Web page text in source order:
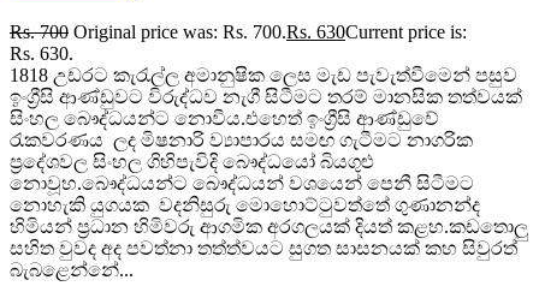
Rs.700 Original price was: Rs. 700.Rs. 630Current price is:
Rs. 630.
1818 උඩරට කැරැල්ල අමානුෂික ලෙස මැඩ පැවැත්වීමෙන් පසුව
ඉංග්‍රීසි ආණ්ඩුවට විරුද්ධව නැගී සිටීමට තරම් මානසික තත්වයක්
සිංහල බෞද්ධයන්ට නොවීය.එහෙත් ඉංග්‍රීසි ආණ්ඩුවේ
රැකවරණය ලද මිෂනාරි ව්‍යාපාරය සමඟ ගැටීමට නාගරික
ප්‍රදේශවල සිංහල ගිහිපැවිදි බෞද්ධයෝ බියගුළු
නොවූහ.බෞද්ධයන්ට බෞද්ධයන් වශයෙන් පෙනී සිටීමට
නොහැකි යුගයක වදනිසුරු මොහොට්ටුවත්තේ ගුණානන්ද
හිමියන් ප්‍රධාන හිමිවරු ආගමික අරගලයක් දියත් කළහ.කඩතොලු
සහිත වුවද අද පවත්නා තත්ත්වයට සුගත සාසනයක් කහ සිවුරත්
බැබළෙන්නේ...